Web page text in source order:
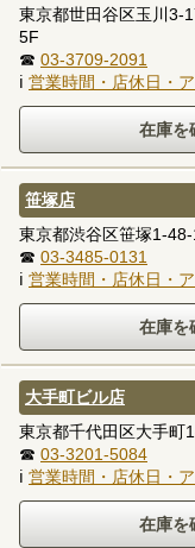
東京都世田谷区玉川3-
5F
☎ 03-3709-2091
ℹ 営業時間・店休日・
笹塚店
東京都渋谷区笹塚1-
☎ 03-3485-0131
ℹ 営業時間・店休日・
大手町ビル店
東京都千代田区大手町
☎ 03-3201-5084
ℹ 営業時間・店休日・